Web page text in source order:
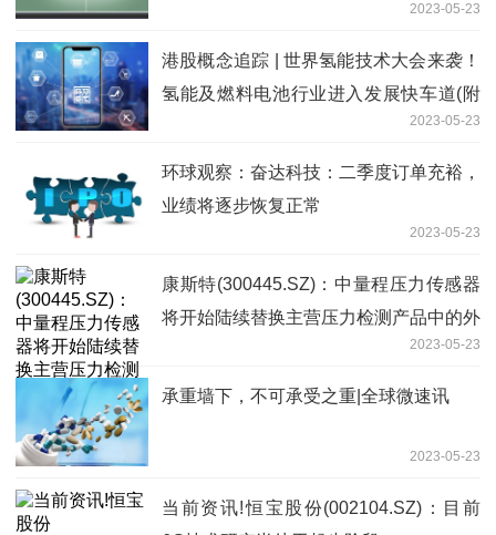
2023-05-23
港股概念追踪 | 世界氢能技术大会来袭！
氢能及燃料电池行业进入发展快车道(附
2023-05-23
环球观察：奋达科技：二季度订单充裕，
业绩将逐步恢复正常
2023-05-23
康斯特(300445.SZ)：中量程压力传感器
将开始陆续替换主营压力检测产品中的外
2023-05-23
承重墙下，不可承受之重|全球微速讯
2023-05-23
当前资讯!恒宝股份(002104.SZ)：目前